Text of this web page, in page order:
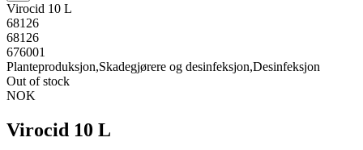
Virocid 10 L
68126
68126
676001
Planteproduksjon,Skadegjørere og desinfeksjon,Desinfeksjon
Out of stock
NOK
Virocid 10 L